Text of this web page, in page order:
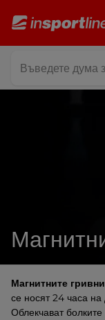
Магнитните гривни
се носят 24 часа
Облекчават